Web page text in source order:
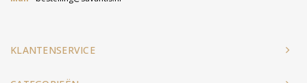
KLANTENSERVICE